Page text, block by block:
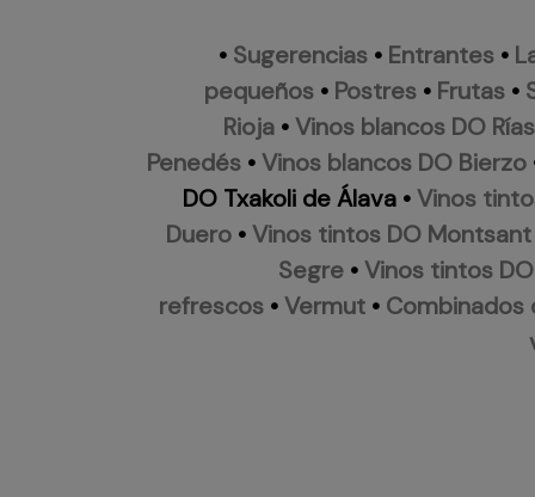
• Sugerencias• Entrantes•
pequeños• Postres• Frutas•
Rioja •Vinos blancos DO
Penedés •Vinos blancos DO Bierzo
DO Txakoli de Álava•Vinos
Duero •Vinos tintos DO Montsant
Segre •Vinos tintos
refrescos•Vermut• Combinados